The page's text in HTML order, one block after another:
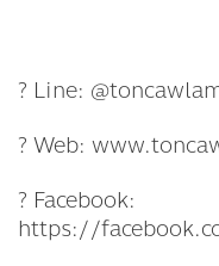
? Line:
? Web:
? Facebook:
https://